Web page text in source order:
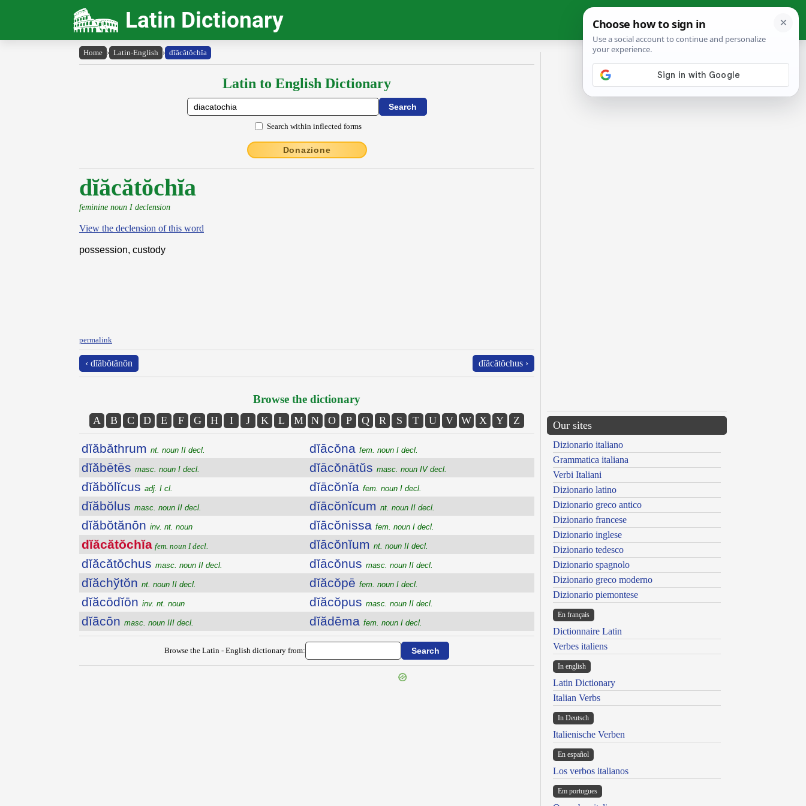
Latin Dictionary
Home › Latin-English › dĭăcătŏchĭa
Latin to English Dictionary
Search within inflected forms
Donazione
dĭăcătŏchĭa
feminine noun I declension
View the declension of this word
possession, custody
permalink
‹ dĭăbŏtănōn dĭăcătŏchus ›
Browse the dictionary
A B C D E F G H I J K L M N O P Q R S T U V W X Y Z
dĭăbăthrum nt. noun II decl.
dĭăbētēs masc. noun I decl.
dĭăbŏlĭcus adj. I cl.
dĭăbŏlus masc. noun II decl.
dĭăbŏtănōn inv. nt. noun
dĭăcătŏchĭa fem. noun I decl.
dĭăcătŏchus masc. noun II decl.
dĭăchўtŏn nt. noun II decl.
dĭăcōdĭōn inv. nt. noun
dĭācōn masc. noun III decl.
dĭācŏna fem. noun I decl.
dĭācŏnātŭs masc. noun IV decl.
dĭācŏnĭa fem. noun I decl.
dĭācŏnĭcum nt. noun II decl.
dĭācŏnissa fem. noun I decl.
dĭācŏnĭum nt. noun II decl.
dĭācŏnus masc. noun II decl.
dĭăcŏpē fem. noun I decl.
dĭăcŏpus masc. noun II decl.
dĭădēma fem. noun I decl.
Browse the Latin - English dictionary from:
Our sites
Dizionario italiano
Grammatica italiana
Verbi Italiani
Dizionario latino
Dizionario greco antico
Dizionario francese
Dizionario inglese
Dizionario tedesco
Dizionario spagnolo
Dizionario greco moderno
Dizionario piemontese
En français
Dictionnaire Latin
Verbes italiens
In english
Latin Dictionary
Italian Verbs
In Deutsch
Italienische Verben
En español
Los verbos italianos
Em portugues